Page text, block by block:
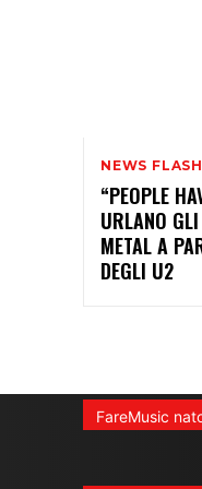
NEWS FLASH
“PEOPLE
URLANO
METAL A
DEGLI U2
FareMusic